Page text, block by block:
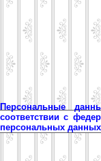
Персональные
соответствии с
персональных